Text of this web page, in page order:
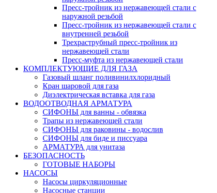
Пресс-тройник из нержавеющей стали с
наружной резьбой
Пресс-тройник из нержавеющей стали с
внутренней резьбой
Трехраструбный пресс-тройник из
нержавеющей стали
Пресс-муфта из нержавеющей стали
КОМПЛЕКТУЮЩИЕ ДЛЯ ГАЗА
Газовый шланг поливинилхлоридный
Кран шаровой для газа
Диэлектрическая вставка для газа
ВОДООТВОДНАЯ АРМАТУРА
СИФОНЫ для ванны - обвязка
Трапы из нержавеющей стали
СИФОНЫ для раковины - водослив
СИФОНЫ для биде и писсуара
АРМАТУРА для унитаза
БЕЗОПАСНОСТЬ
ГОТОВЫЕ НАБОРЫ
НАСОСЫ
Насосы циркуляционные
Насосные станции